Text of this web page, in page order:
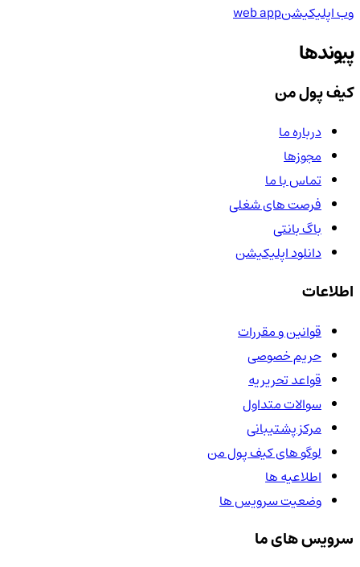
وب اپلیکیشنweb app
پیوندها
کیف پول من
درباره ما
مجوزها
تماس با ما
فرصت های شغلی
باگ بانتی
دانلود اپلیکیشن
اطلاعات
قوانین و مقررات
حریم خصوصی
قواعد تحریریه
سوالات متداول
مرکز پشتیبانی
لوگو های کیف پول من
اطلاعیه ها
وضعیت سرویس ها
سرویس های ما